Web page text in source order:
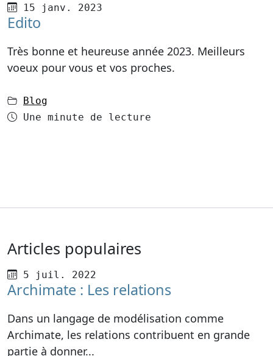
Publié le
15 janv. 2023
Edito
Très bonne et heureuse année 2023. Meilleurs
voeux pour vous et vos proches.
dans
Blog
Temps de lecture
Une minute de lecture
Articles populaires
Publié le
5 juil. 2022
Archimate : Les relations
Dans un langage de modélisation comme
Archimate, les relations contribuent en grande
partie à donner...